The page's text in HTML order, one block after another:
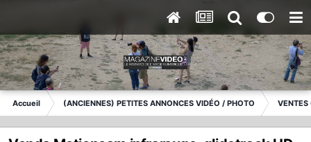
Accueil (ANCIENNES) PETITES ANNONCES VIDÉO / PHOTO VENTES